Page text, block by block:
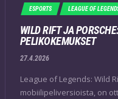
ESPORTS LEAGUE OF
WILD RIFT JA
PELIKOKEMUKSET
27.4.2026
League of Legends: Wild
mobiilipeliversioista, on